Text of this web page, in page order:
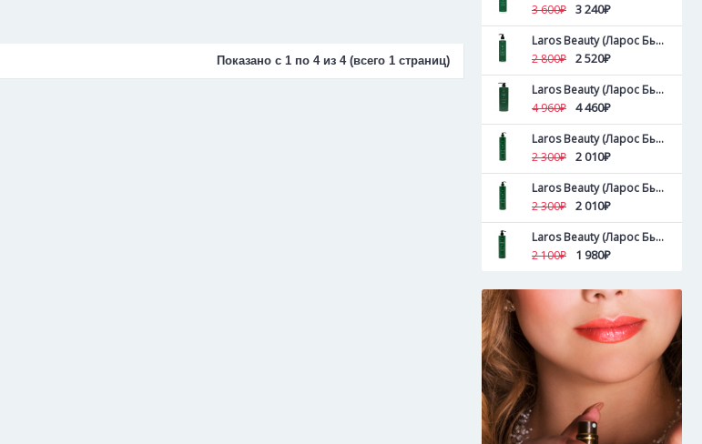
3 600₽ 3 240₽
Laros Beauty (Ларос Бьюти ) Пилинг для кожи головы и волос Tea Tree Hair&Scalp Peel 300 мл
2 800₽ 2 520₽
Laros Beauty (Ларос Бьюти ) Увлажняющий кондиционер Lavender Blossom Conditioner 1000 мл
4 960₽ 4 460₽
Laros Beauty (Ларос Бьюти ) Объемообразующий кондиционер Lemon Tree Conditioner 500 мл
2 300₽ 2 010₽
Laros Beauty (Ларос Бьюти ) Тонизирующий кондиционер Tea Tree Conditioner 500 мл
2 300₽ 2 010₽
Laros Beauty (Ларос Бьюти ) Тонизирующий кондиционер Tea Tree Conditioner 300 мл
2 100₽
1 980₽
Показано с 1 по 4 из 4 (всего 1 страниц)